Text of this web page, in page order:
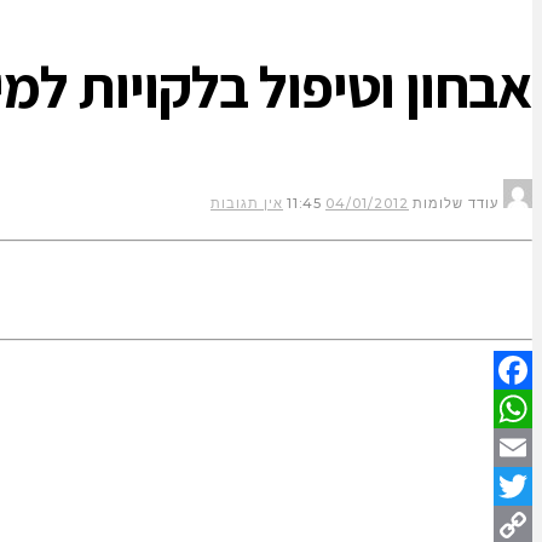
אבחון וטיפול בלקויות
עודד שלומות 04/01/2012
11:45 אין תגובות
Facebook
WhatsApp
Email
Twitter